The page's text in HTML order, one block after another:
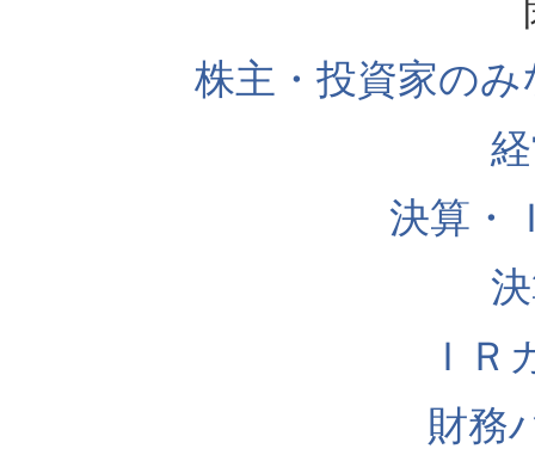
株主・投資家の
決算・
ＩＲ
財務